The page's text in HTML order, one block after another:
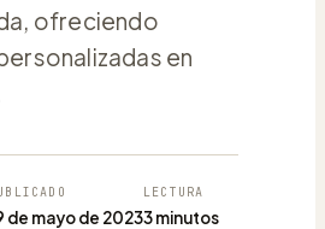
ofreciendo
en
de mayo de 2023
LECTURA
3 minutos